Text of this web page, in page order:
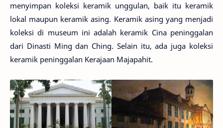
menyimpan koleksi keramik unggulan, baik itu keramik
lokal maupun keramik asing. Keramik asing yang menjadi
koleksi di museum ini adalah keramik Cina peninggalan
dari Dinasti Ming dan Ching. Selain itu, ada juga koleksi
keramik peninggalan Kerajaan Majapahit.